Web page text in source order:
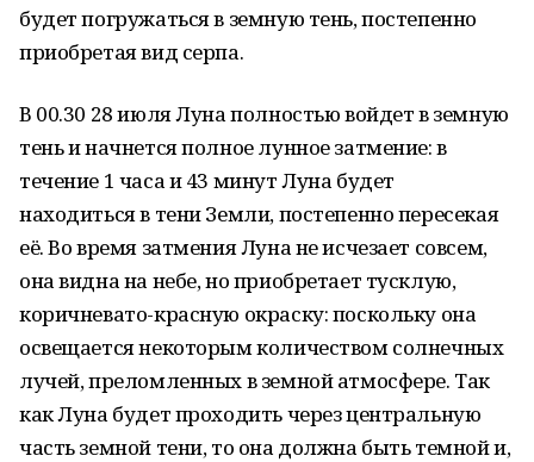
будет погружаться в земную тень, постепенно
приобретая вид серпа.
В 00.30 28 июля Луна полностью войдет в земную
тень и начнется полное лунное затмение: в
течение 1 часа и 43 минут Луна будет
находиться в тени Земли, постепенно пересекая
её. Во время затмения Луна не исчезает совсем,
она видна на небе, но приобретает тусклую,
коричневато-красную окраску: поскольку она
освещается некоторым количеством солнечных
лучей, преломленных в земной атмосфере. Так
как Луна будет проходить через центральную
часть земной тени, то она должна быть темной и,